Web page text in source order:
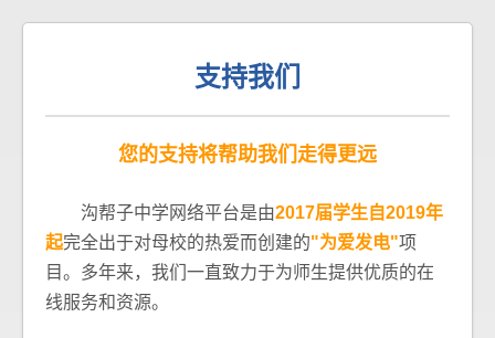
支持我们
您的支持将帮助我们走得更远
沟帮子中学网络平台是由2017届学生自2019年
起完全出于对母校的热爱而创建的"为爱发电"项
目。多年来，我们一直致力于为师生提供优质的在
线服务和资源。